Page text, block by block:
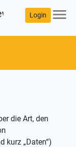
Login menu
die Art, den
kurz „Daten“)